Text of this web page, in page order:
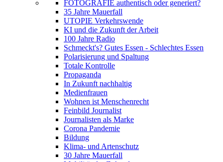
FOTOGRAFIE authentisch oder generiert?
35 Jahre Mauerfall
UTOPIE Verkehrswende
KI und die Zukunft der Arbeit
100 Jahre Radio
Schmeckt's? Gutes Essen - Schlechtes Essen
Polarisierung und Spaltung
Totale Kontrolle
Propaganda
In Zukunft nachhaltig
Medienfrauen
Wohnen ist Menschenrecht
Feinbild Journalist
Journalisten als Marke
Corona Pandemie
Bildung
Klima- und Artenschutz
30 Jahre Mauerfall